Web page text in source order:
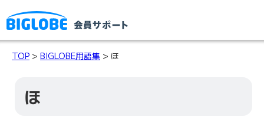
TOP > BIGLOBE用語集 > ほ
ほ